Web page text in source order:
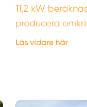
11,2 kW
producera
Läs vidare här